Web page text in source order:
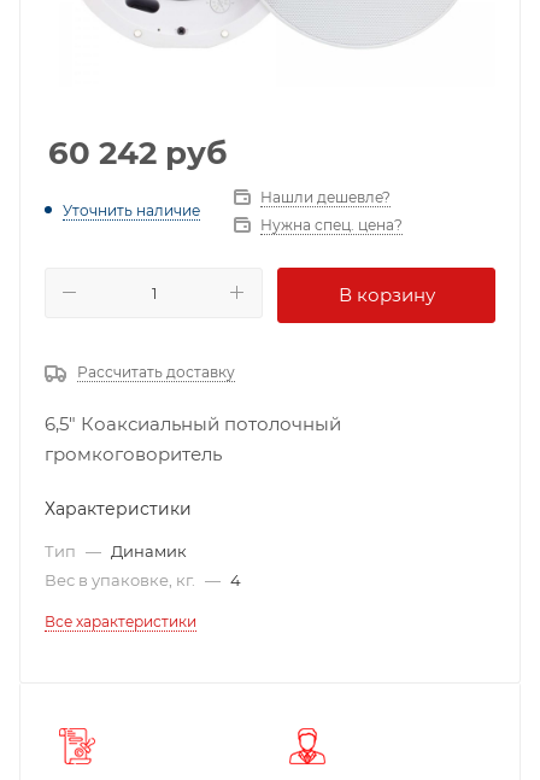
60 242 руб
Уточнить наличие
Нашли дешевле?
Нужна спец. цена?
В корзину
Рассчитать доставку
6,5" Коаксиальный потолочный
громкоговоритель
Характеристики
Тип — Динамик
Вес в упаковке, кг.
— 4
Все характеристики